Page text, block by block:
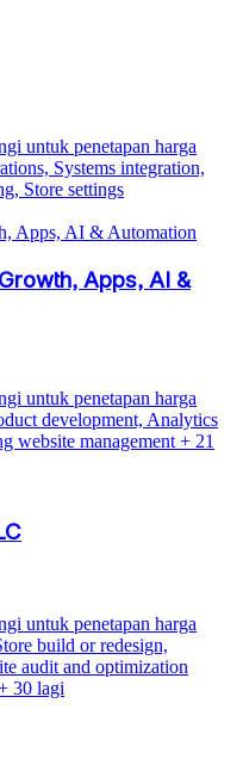
untuk penetapan harga
Systems integration,
Store settings
Apps, AI &
untuk penetapan harga
development, Analytics
website management + 21
untuk penetapan harga
build or redesign,
audit and optimization
30 lagi